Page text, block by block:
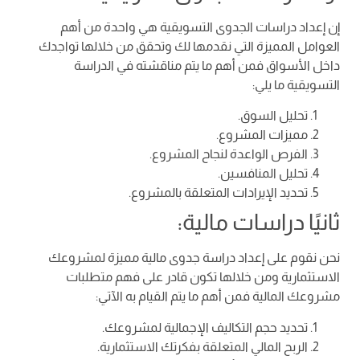
إن إعداد دراسات الجدوى التسويقية هي واحدة من أهم
العوامل المميزة التي نقدمها لك وتحقق من خلالها تواجدك
داخل الأسواق فمن أهم ما يتم مناقشته في الدراسة
التسويقية ما يلي:
تحليل السوق.
مميزات المشروع.
الفرص الواعدة لنجاح المشروع.
تحليل المنافسين.
تحديد الإيرادات المتعلقة بالمشروع.
ثانيًا دراسات مالية:
نحن نقوم على إعداد دراسة جدوى مالية مميزة لمشروعك
الاستثمارية ومن خلالها تكون قادر على فهم متطلبات
مشروعك المالية فمن أهم ما يتم القيام به الآتي:
تحديد حجم التكاليف الإجمالية لمشروعك.
الربح المالي المتعلقة بفكرتك الاستثمارية.